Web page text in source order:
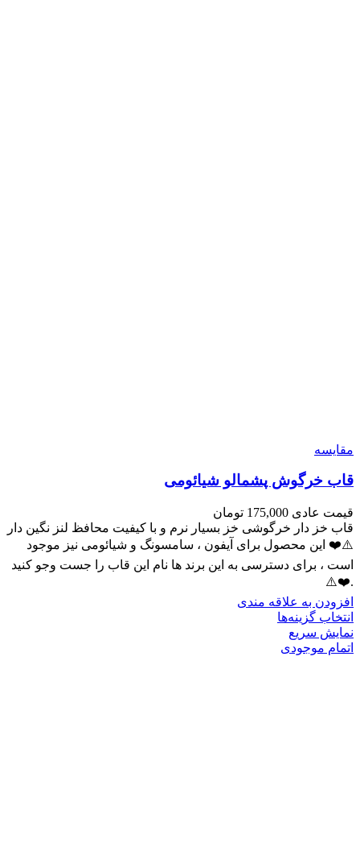
مقايسه
قاب خرگوش پشمالو شیائومی
قیمت عادی 175,000 تومان
قاب خز دار خرگوشی خز بسیار نرم و با کیفیت محافظ لنز نگین دار
⚠️❤️ این محصول برای آیفون ، سامسونگ و شیائومی نیز موجود
است ، برای دسترسی به این برند ها نام این قاب را جست وجو کنید
.❤️⚠️
افزودن به علاقه مندی
انتخاب گزینه‌ها
نمایش سریع
اتمام موجودی